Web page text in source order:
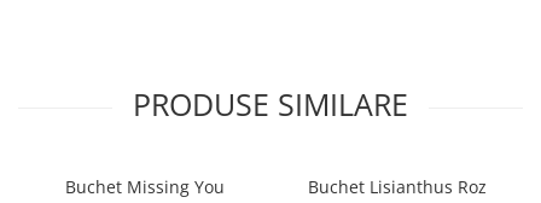
PRODUSE SIMILARE
Buchet Missing You
Buchet Lisianthus Roz